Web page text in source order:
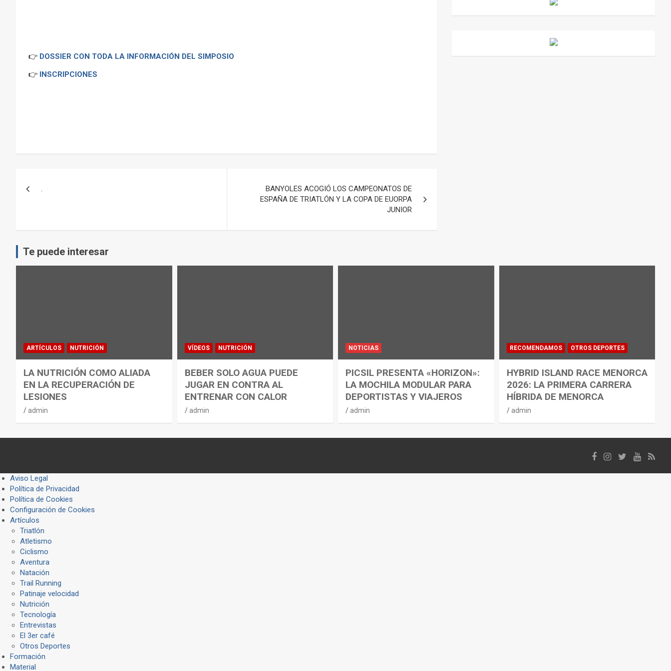
👉 DOSSIER CON TODA LA INFORMACIÓN DEL SIMPOSIO
👉 INSCRIPCIONES
.
BANYOLES ACOGIÓ LOS CAMPEONATOS DE
ESPAÑA DE TRIATLÓN Y LA COPA DE EUORPA
JUNIOR
Te puede interesar
ARTÍCULOS NUTRICIÓN
LA NUTRICIÓN COMO ALIADA
EN LA RECUPERACIÓN DE
LESIONES
admin
VÍDEOS NUTRICIÓN
BEBER SOLO AGUA PUEDE
JUGAR EN CONTRA AL
ENTRENAR CON CALOR
admin
NOTICIAS
PICSIL PRESENTA «HORIZON»:
LA MOCHILA MODULAR PARA
DEPORTISTAS Y VIAJEROS
admin
RECOMENDAMOS OTROS DEPORTES
HYBRID ISLAND RACE MENORCA
2026: LA PRIMERA CARRERA
HÍBRIDA DE MENORCA
admin
Aviso Legal
Política de Privacidad
Política de Cookies
Configuración de Cookies
Artículos
Triatlón
Atletismo
Ciclismo
Aventura
Natación
Trail Running
Patinaje velocidad
Nutrición
Tecnología
Entrevistas
El 3er café
Otros Deportes
Formación
Material